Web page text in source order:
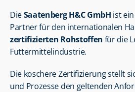
Die Saatenberg H&C GmbH ist
Partner für den internationalen
zertifizierten Rohstoffen für die
Futtermittelindustrie.
Die koschere Zertifizierung stellt
und Prozesse den geltenden